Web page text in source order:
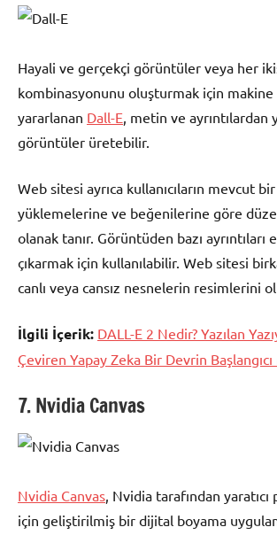
Hayali ve gerçekçi görüntüler veya her
kombinasyonunu oluşturmak için
yararlanan Dall-E , metin ve
görüntüler üretebilir.
Web sitesi ayrıca kullanıcıların mevcut
yüklemelerine ve beğenilerine göre
olanak tanır. Görüntüden bazı ayrıntıları
çıkarmak için kullanılabilir. Web sitesi
canlı veya cansız nesnelerin resimlerini
İlgili İçerik: DALL-E 2 Nedir? Yazılan
Çeviren Yapay Zeka Bir Devrin Başlangıcı
7. Nvidia Canvas
Nvidia Canvas, Nvidia tarafından
için geliştirilmiş bir dijital boyama